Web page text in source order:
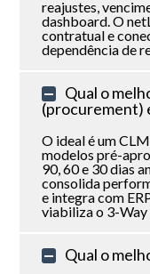
reajustes,
dashboard. O
contratual e
dependência de
Qual o
(procurement)
O ideal é um
modelos pré-
90, 60 e 30 dias
consolida
e integra com
viabiliza o 3-
Qual o